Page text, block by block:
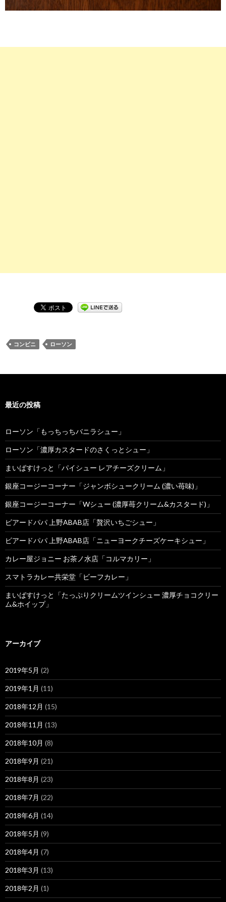
コンビニ ローソン
最近の投稿
ローソン「もっちっちバニラシュー」
ローソン「濃厚カスタードのさくっとシュー」
まいばすけっと「パイシュー レアチーズクリーム」
銀座コージーコーナー「ジャンボシュークリーム (濃い苺味)」
銀座コージーコーナー「Wシュー (濃厚苺クリーム&カスタード)」
ビアードパパ 上野ABAB店「贅沢いちごシュー」
ビアードパパ 上野ABAB店「ニューヨークチーズケーキシュー」
カレー屋ジョニー お茶ノ水店「コルマカリー」
スマトラカレー共栄堂「ビーフカレー」
まいばすけっと「たっぷりクリームツインシュー 濃厚チョコクリー
ム&ホイップ」
アーカイブ
2019年5月 (2)
2019年1月 (11)
2018年12月 (15)
2018年11月 (13)
2018年10月 (8)
2018年9月 (21)
2018年8月 (23)
2018年7月 (22)
2018年6月 (14)
2018年5月 (9)
2018年4月 (7)
2018年3月 (13)
2018年2月 (1)